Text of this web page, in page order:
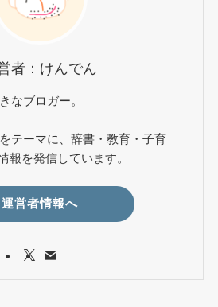
者：けんでん
なブロガー。
テーマに、辞書・教育・子育
報を発信しています。
運営者情報へ